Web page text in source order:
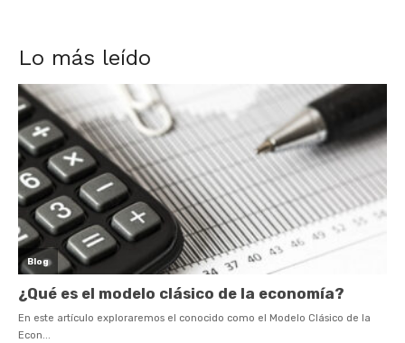
Lo más leído